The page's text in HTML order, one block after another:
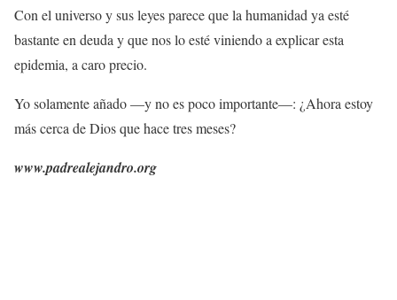
Con el universo y sus leyes parece que la humanidad ya esté
bastante en deuda y que nos lo esté viniendo a explicar esta
epidemia, a caro precio.
Yo solamente añado —y no es poco importante—: ¿Ahora estoy
más cerca de Dios que hace tres meses?
www.padrealejandro.org